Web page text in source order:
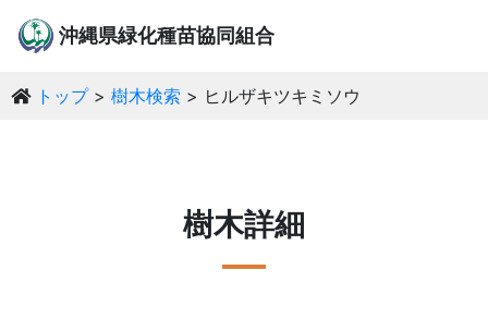
沖縄県緑化種苗協同組合
トップ 樹木検索 ヒルザキツキミソウ
樹木詳細